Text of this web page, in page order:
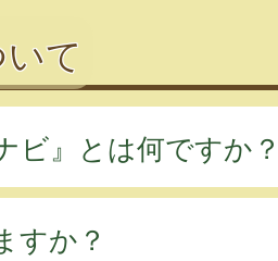
て
ビ』とは何ですか
すか？